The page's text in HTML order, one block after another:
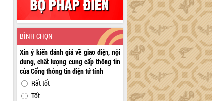
BÌNH CHỌN
Xin ý kiến đánh giá về giao diện, nội
dung, chất lượng cung cấp thông tin
của Cổng thông tin điện tử tỉnh
Rất tốt
Tốt